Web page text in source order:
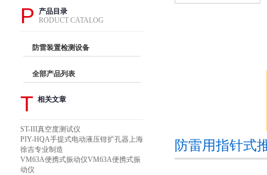
防雷用指针式
P
产品目录
RODUCT CATALOG
防雷装置检测设备
全部产品列表
T 相关文章
ST-III真空度测试仪
PIY-HQA手提式电动液压钳扩孔器上海
徐吉专业制造
VM63A便携式振动仪VM63A便携式振
动仪